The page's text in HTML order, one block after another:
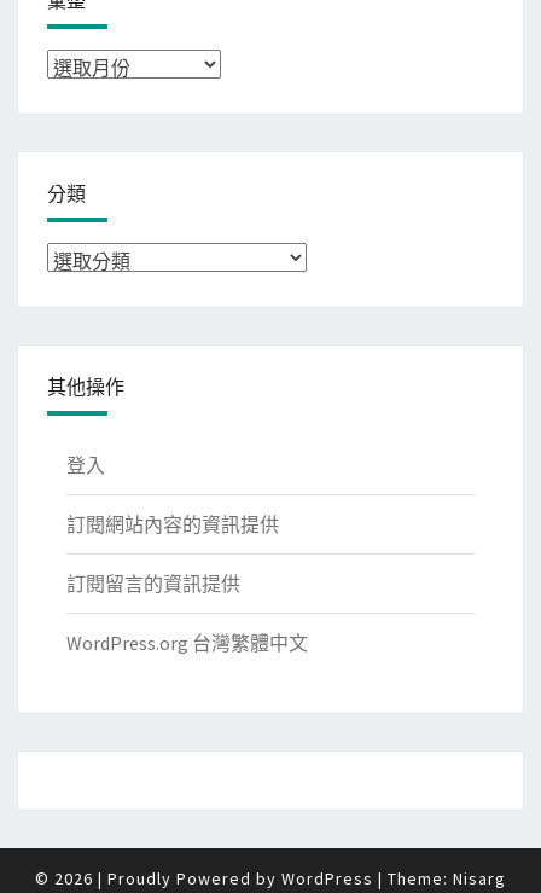
彙
分類
分
其他操作
登入
訂閱網站內容的資訊提供
訂閱留言的資訊提供
WordPress.org 台灣繁體中文
© 2026 | Proudly Powered by WordPress | Theme: Nisarg